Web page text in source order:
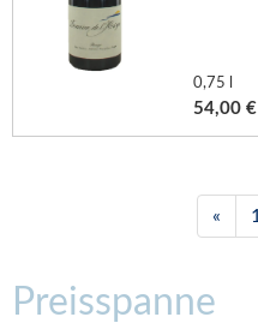
0,75 l
54,00 €
« 1
Preisspanne